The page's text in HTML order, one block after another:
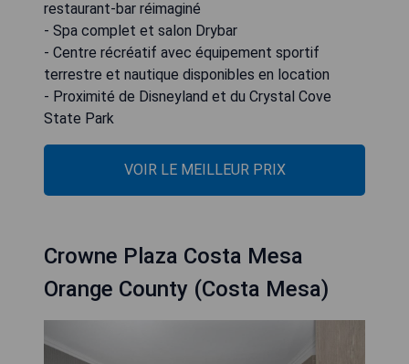
restaurant-bar réimaginé
- Spa complet et salon Drybar
- Centre récréatif avec équipement sportif
terrestre et nautique disponibles en location
- Proximité de Disneyland et du Crystal Cove
State Park
VOIR LE MEILLEUR PRIX
Crowne Plaza Costa Mesa
Orange County (Costa Mesa)